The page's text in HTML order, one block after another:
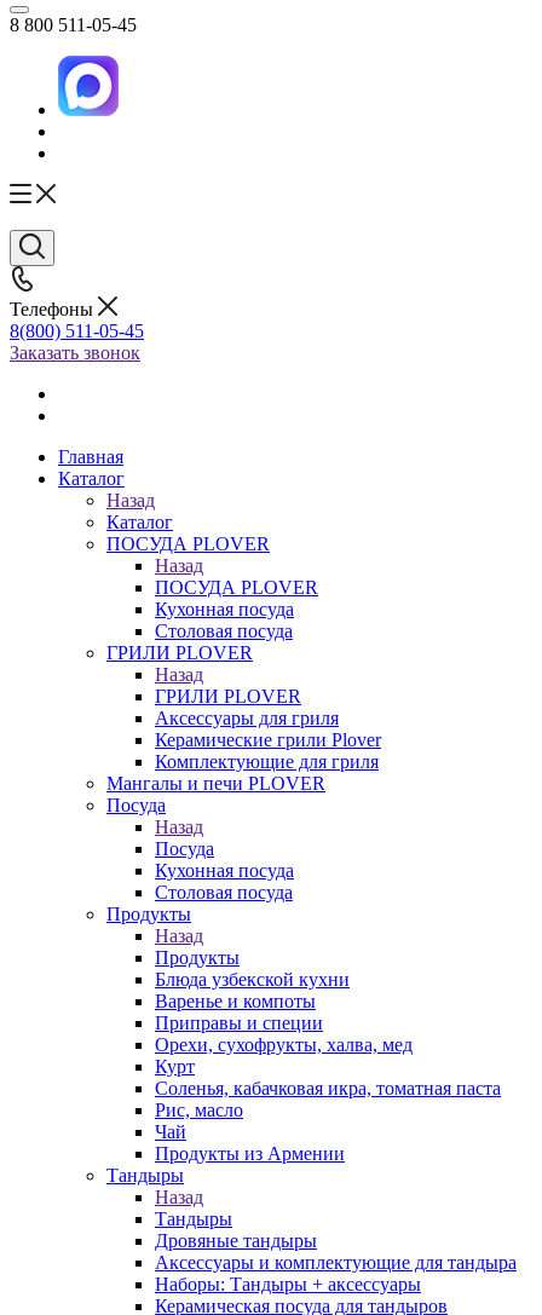
8 800 511-05-45
Телефоны
8(800) 511-05-45
Заказать звонок
Главная
Каталог
Назад
Каталог
ПОСУДА PLOVER
Назад
ПОСУДА PLOVER
Кухонная посуда
Столовая посуда
ГРИЛИ PLOVER
Назад
ГРИЛИ PLOVER
Аксессуары для гриля
Керамические грили Plover
Комплектующие для гриля
Мангалы и печи PLOVER
Посуда
Назад
Посуда
Кухонная посуда
Столовая посуда
Продукты
Назад
Продукты
Блюда узбекской кухни
Варенье и компоты
Приправы и специи
Орехи, сухофрукты, халва, мед
Курт
Соленья, кабачковая икра, томатная паста
Рис, масло
Чай
Продукты из Армении
Тандыры
Назад
Тандыры
Дровяные тандыры
Аксессуары и комплектующие для тандыра
Наборы: Тандыры + аксессуары
Керамическая посуда для тандыров